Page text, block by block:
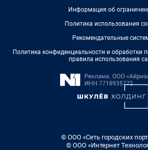
Информация об
Политика использования
Рекомендательные
Политика конфиденциальности и обработки
правила использования
© ООО «Сеть городских
© ООО «Интернет